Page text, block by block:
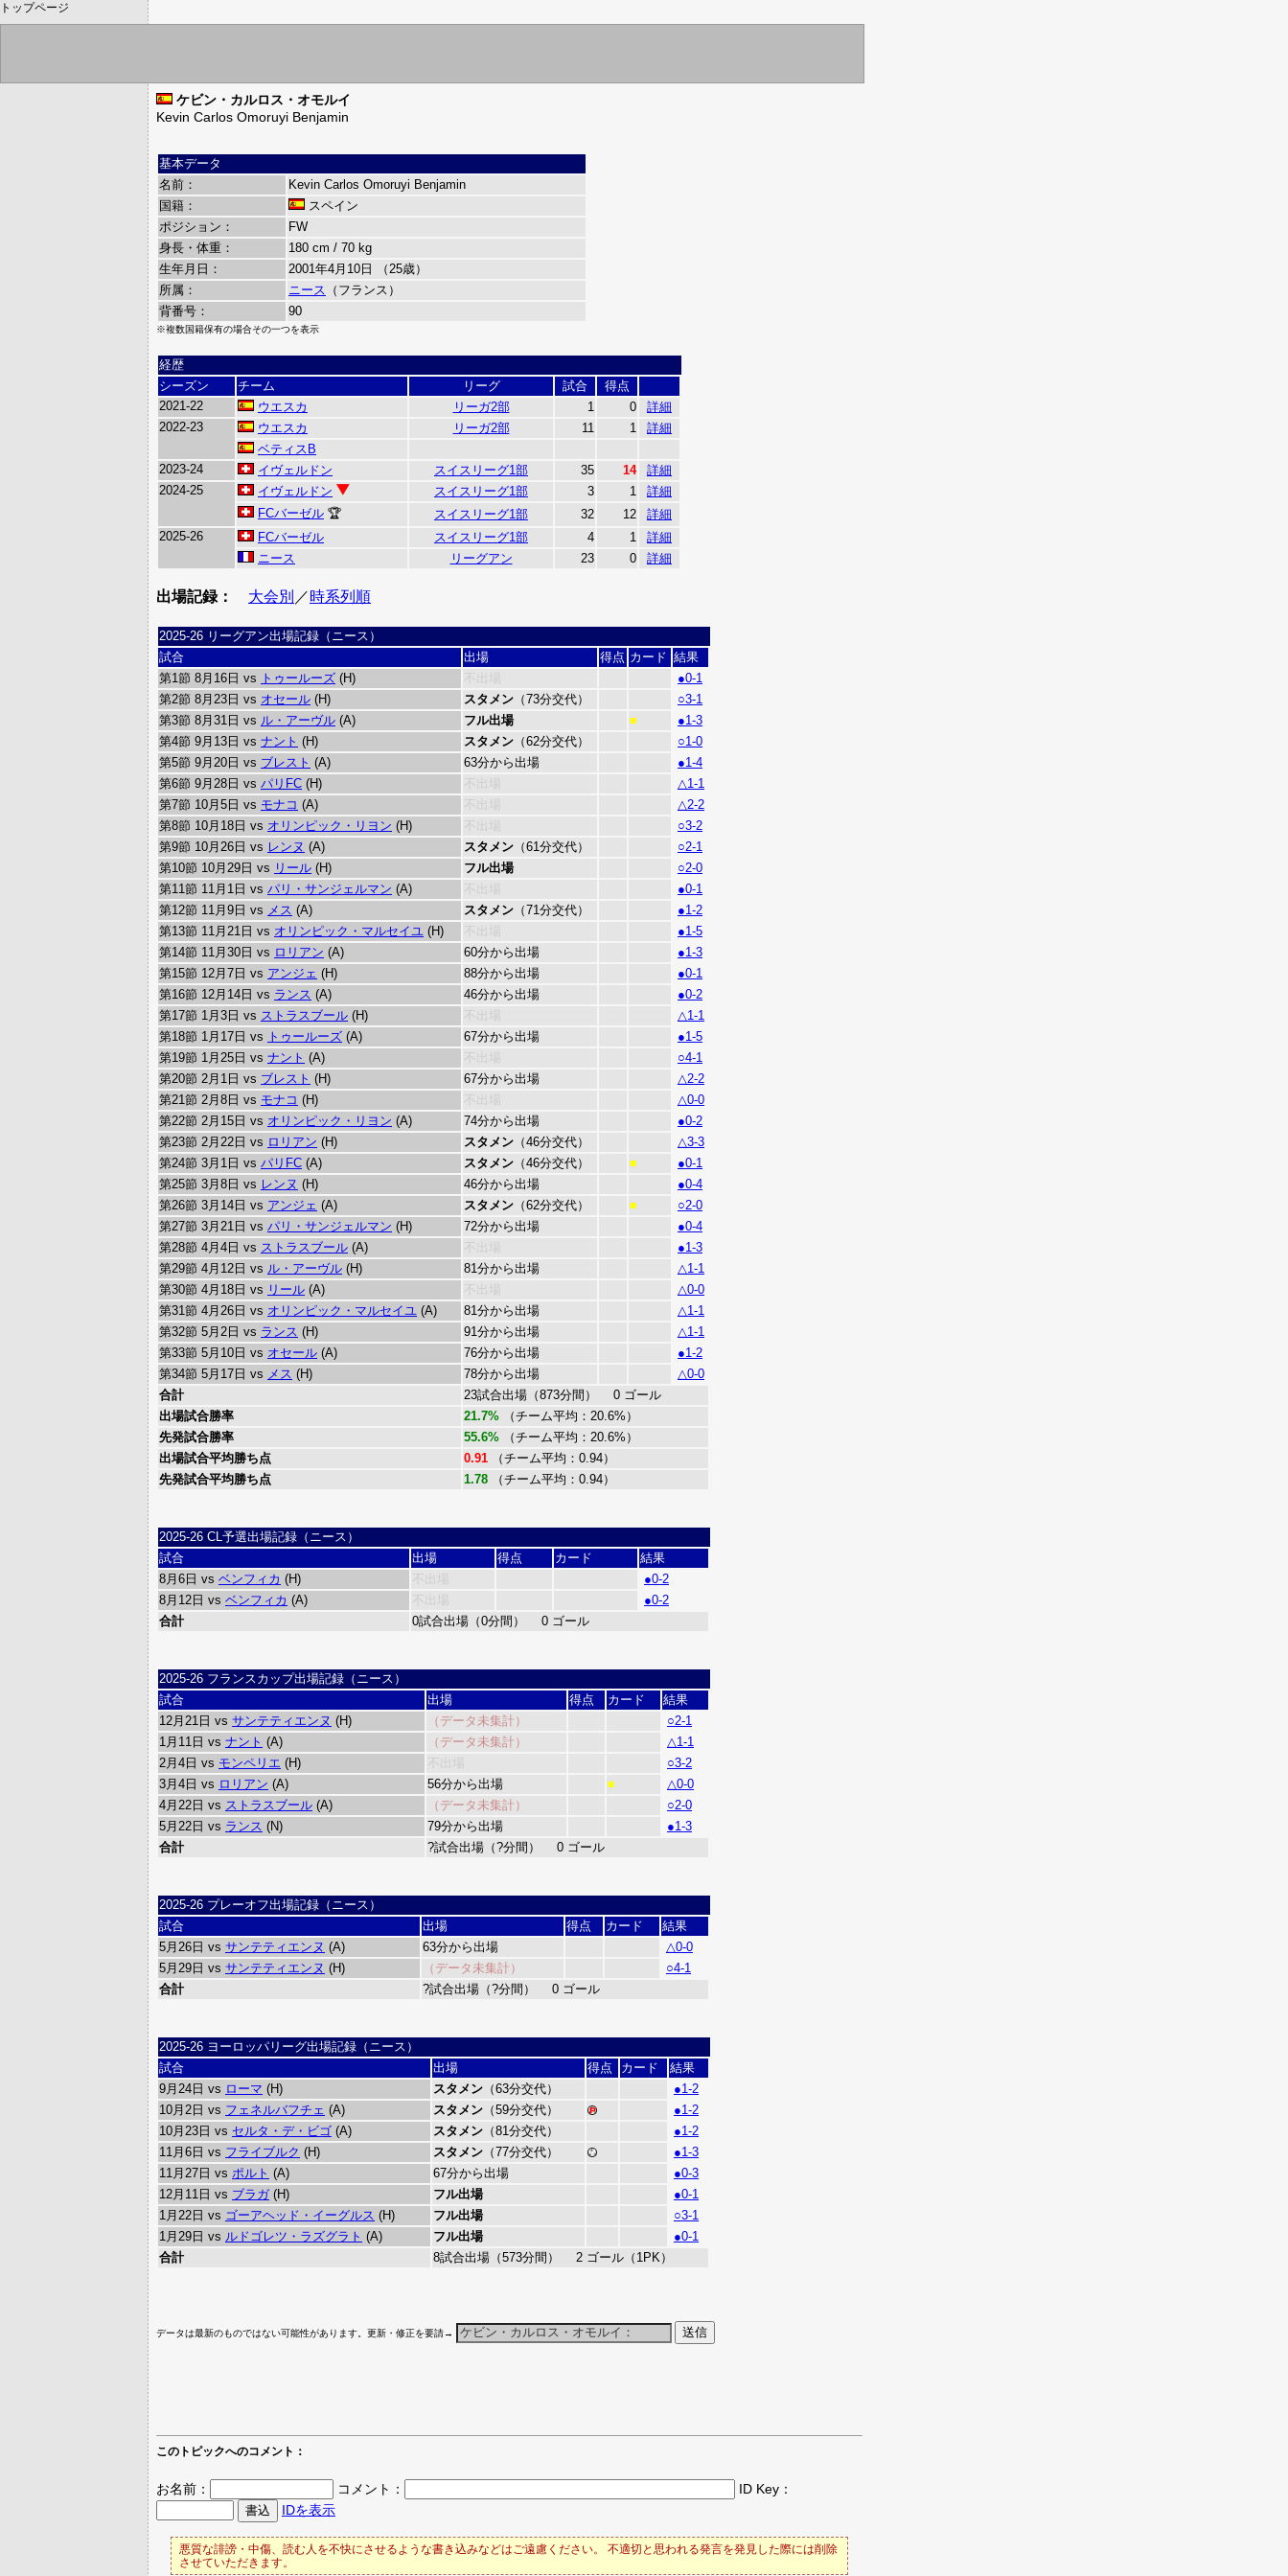
トップページ
ケビン・カルロス・オモルイ
Kevin Carlos Omoruyi Benjamin
基本データ
名前：
Kevin Carlos Omoruyi Benjamin
国籍：
スペイン
ポジション：
FW
身長・体重：
180 cm / 70 kg
生年月日：
2001年4月10日 （25歳）
所属：
ニース （フランス）
背番号：
90
※複数国籍保有の場合その一つを表示
経歴
シーズン
チーム リーグ 試合
得点
2021-22
ウエスカ リーガ2部 1 0
詳細
2022-23
ウエスカ リーガ2部 11 1
詳細
ベティスB
2023-24
イヴェルドン スイスリーグ1部 35 14
詳細
2024-25
イヴェルドン スイスリーグ1部 3 1
詳細
FCバーゼル 🏆 スイスリーグ1部 32 12
詳細
2025-26
FCバーゼル スイスリーグ1部 4 1
詳細
ニース
リーグアン 23 0 詳細
出場記録： 大会別 ／時系列順
2025-26 リーグアン出場記録（ニース）
試合
出場 得点 カード 結果
第1節 8月16日 vs トゥールーズ (H) 不出場
●0-1
第2節 8月23日 vs オセール (H) スタメン （73分交代）
○3-1
第3節 8月31日 vs ル・アーヴル (A) フル出場 ■
●1-3
第4節 9月13日 vs ナント (H) スタメン （62分交代）
○1-0
第5節 9月20日 vs ブレスト (A) 63分から出場
●1-4
第6節 9月28日 vs パリFC (H) 不出場
△1-1
第7節 10月5日 vs モナコ (A) 不出場
△2-2
第8節 10月18日 vs オリンピック・リヨン (H) 不出場
○3-2
第9節 10月26日 vs レンヌ (A) スタメン （61分交代）
○2-1
第10節 10月29日 vs リール (H) フル出場
○2-0
第11節 11月1日 vs パリ・サンジェルマン (A) 不出場
●0-1
第12節 11月9日 vs メス (A) スタメン （71分交代）
●1-2
第13節 11月21日 vs オリンピック・マルセイユ (H) 不出場
●1-5
第14節 11月30日 vs ロリアン (A) 60分から出場
●1-3
第15節 12月7日 vs アンジェ (H) 88分から出場
●0-1
第16節 12月14日 vs ランス (A) 46分から出場
●0-2
第17節 1月3日 vs ストラスブール (H) 不出場
△1-1
第18節 1月17日 vs トゥールーズ (A) 67分から出場
●1-5
第19節 1月25日 vs ナント (A) 不出場
○4-1
第20節 2月1日 vs ブレスト (H) 67分から出場
△2-2
第21節 2月8日 vs モナコ (H) 不出場
△0-0
第22節 2月15日 vs オリンピック・リヨン (A) 74分から出場
●0-2
第23節 2月22日 vs ロリアン (H) スタメン （46分交代）
△3-3
第24節 3月1日 vs パリFC (A) スタメン （46分交代） ■
●0-1
第25節 3月8日 vs レンヌ (H) 46分から出場
●0-4
第26節 3月14日 vs アンジェ (A) スタメン （62分交代） ■
○2-0
第27節 3月21日 vs パリ・サンジェルマン (H) 72分から出場
●0-4
第28節 4月4日 vs ストラスブール (A) 不出場
●1-3
第29節 4月12日 vs ル・アーヴル (H) 81分から出場
△1-1
第30節 4月18日 vs リール (A) 不出場
△0-0
第31節 4月26日 vs オリンピック・マルセイユ (A) 81分から出場
△1-1
第32節 5月2日 vs ランス (H) 91分から出場
△1-1
第33節 5月10日 vs オセール (A) 76分から出場
●1-2
第34節 5月17日 vs メス (H) 78分から出場
△0-0
合計
23試合出場（873分間） 0 ゴール
出場試合勝率
21.7% （チーム平均：20.6%）
先発試合勝率
55.6% （チーム平均：20.6%）
出場試合平均勝ち点
0.91 （チーム平均：0.94）
先発試合平均勝ち点
1.78 （チーム平均：0.94）
2025-26 CL予選出場記録（ニース）
試合
出場 得点 カード
結果
8月6日 vs ベンフィカ (H) 不出場
●0-2
8月12日 vs ベンフィカ (A) 不出場
●0-2
合計
0試合出場（0分間） 0 ゴール
2025-26 フランスカップ出場記録（ニース）
試合
出場 得点 カード
結果
12月21日 vs サンテティエンヌ (H) （データ未集計）
○2-1
1月11日 vs ナント (A) （データ未集計）
△1-1
2月4日 vs モンペリエ (H) 不出場
○3-2
3月4日 vs ロリアン (A) 56分から出場 ■
△0-0
4月22日 vs ストラスブール (A) （データ未集計）
○2-0
5月22日 vs ランス (N) 79分から出場
●1-3
合計
?試合出場（?分間） 0 ゴール
2025-26 プレーオフ出場記録（ニース）
試合
出場 得点 カード
結果
5月26日 vs サンテティエンヌ (A) 63分から出場
△0-0
5月29日 vs サンテティエンヌ (H) （データ未集計）
○4-1
合計
?試合出場（?分間） 0 ゴール
2025-26 ヨーロッパリーグ出場記録（ニース）
試合
出場 得点 カード
結果
9月24日 vs ローマ (H) スタメン （63分交代）
●1-2
10月2日 vs フェネルバフチェ (A) スタメン （59分交代）
●1-2
10月23日 vs セルタ・デ・ビゴ (A) スタメン （81分交代）
●1-2
11月6日 vs フライブルク (H) スタメン （77分交代）
●1-3
11月27日 vs ポルト (A) 67分から出場
●0-3
12月11日 vs ブラガ(H) フル出場
●0-1
1月22日 vs ゴーアヘッド・イーグルス (H) フル出場
○3-1
1月29日 vs ルドゴレツ・ラズグラト (A) フル出場
●0-1
合計
8試合出場（573分間） 2 ゴール（1PK）
データは最新のものではない可能性があります。更新・修正を要請→
このトピックへのコメント：
お名前： コメント：
ID Key：
IDを表示
悪質な誹謗・中傷、読む人を不快にさせるような書き込みなどはご遠慮ください。 不適切と思われる発言を発見した際には削除
させていただきます。